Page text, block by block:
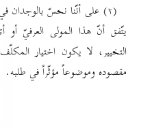
(۲) على أنّنا نحسّ بالوجدان في
يتّفق أنّ هذا المولى العرفيّ
التخيير، لا يكون اختيار
مقصوده وموضوعاً مؤثّراً في طلبه.